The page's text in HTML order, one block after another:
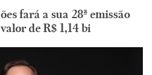
fará a sua 28ª emissão
de R$ 1,14 bi